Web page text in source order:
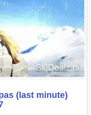
(last minute)